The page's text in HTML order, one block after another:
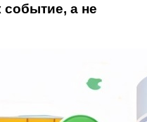
а не